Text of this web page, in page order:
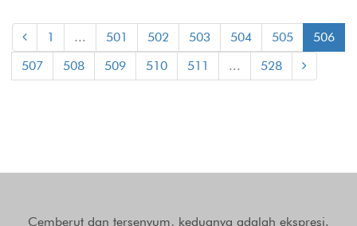
1 ... 501 502 503 504 505
506
507
508 509 510 511 ... 528
Cemberut dan tersenyum, keduanya adalah ekspresi.